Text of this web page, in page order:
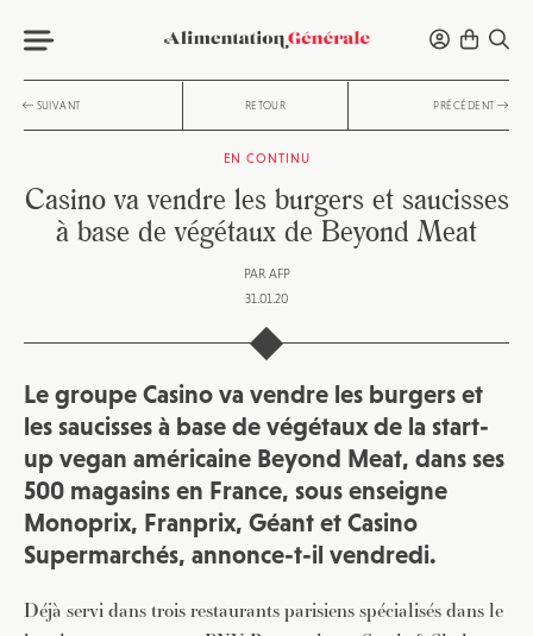
SUIVANT RETOUR PRÉCÉDENT
EN CONTINU
Casino va vendre les burgers et saucisses
à base de végétaux de Beyond Meat
PAR AFP
31.01.20
Le groupe Casino va vendre les burgers et
les saucisses à base de végétaux de la start-
up vegan américaine Beyond Meat, dans ses
500 magasins en France, sous enseigne
Monoprix, Franprix, Géant et Casino
Supermarchés, annonce-t-il vendredi.
Déjà servi dans trois restaurants parisiens spécialisés dans le